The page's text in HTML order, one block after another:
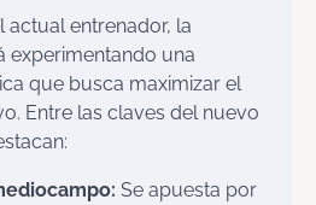
actual entrenador, la
experimentando una
que busca maximizar el
Entre las claves del nuevo
Se apuesta por